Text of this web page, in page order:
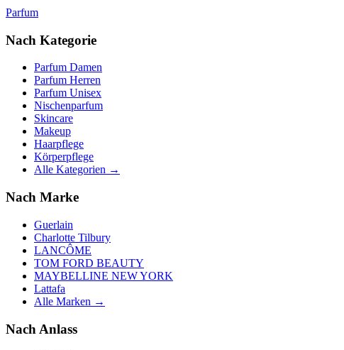
Parfum
Nach Kategorie
Parfum Damen
Parfum Herren
Parfum Unisex
Nischenparfum
Skincare
Makeup
Haarpflege
Körperpflege
Alle Kategorien →
Nach Marke
Guerlain
Charlotte Tilbury
LANCÔME
TOM FORD BEAUTY
MAYBELLINE NEW YORK
Lattafa
Alle Marken →
Nach Anlass